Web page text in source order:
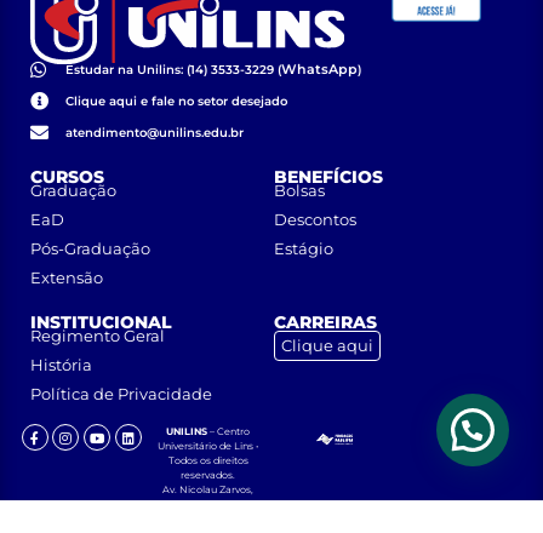
Estudar na Unilins: (14) 3533-3229 (WhatsApp)
Clique aqui e fale no setor desejado
atendimento@unilins.edu.br
CURSOS
Graduação
EaD
Pós-Graduação
Extensão
BENEFÍCIOS
Bolsas
Descontos
Estágio
INSTITUCIONAL
Regimento Geral
História
Política de Privacidade
CARREIRAS
Clique aqui
UNILINS – Centro
Universitário de Lins •
Todos os direitos
reservados.
Av. Nicolau Zarvos,
1925 – Jardim